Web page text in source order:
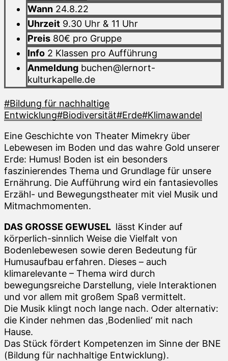
Wann 24.8.22
Uhrzeit 9.30 Uhr & 11 Uhr
Preis 80€ pro Gruppe
Info 2 Klassen pro Aufführung
Anmeldung buchen@lernort-
kulturkapelle.de
#Bildung für nachhaltige
Entwicklung#Biodiversität#Erde#Klimawandel
Eine Geschichte von Theater Mimekry über
Lebewesen im Boden und das wahre Gold unserer
Erde: Humus! Boden ist ein besonders
faszinierendes Thema und Grundlage für unsere
Ernährung. Die Aufführung wird ein fantasievolles
Erzähl- und Bewegungstheater mit viel Musik und
Mitmachmomenten.
DAS GROSSE GEWUSEL lässt Kinder auf
körperlich-sinnlich Weise die Vielfalt von
Bodenlebewesen sowie deren Bedeutung für
Humusaufbau erfahren. Dieses – auch
klimarelevante – Thema wird durch
bewegungsreiche Darstellung, viele Interaktionen
und vor allem mit großem Spaß vermittelt.
Die Musik klingt noch lange nach. Oder alternativ:
die Kinder nehmen das ‚Bodenlied‘ mit nach
Hause.
Das Stück fördert Kompetenzen im Sinne der BNE
(Bildung für nachhaltige Entwicklung).